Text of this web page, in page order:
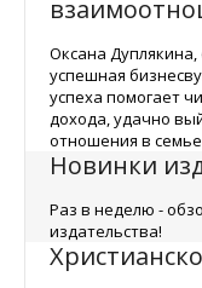
Оксана
успешная
успеха помогает
дохода, удачно
отношения в
Новинки
Раз в неделю -
издательства!